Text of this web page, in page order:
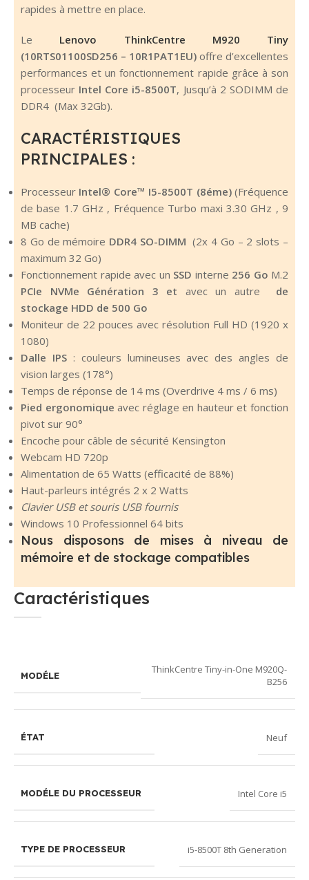
rapides à mettre en place.
Le Lenovo
ThinkCentre M920 Tiny
(10RTS01100SD256 – 10R1PAT1EU) offre d’excellentes
performances et un fonctionnement rapide grâce à son
processeur Intel Core i5-8500T, Jusqu’à 2 SODIMM de
DDR4 (Max 32Gb).
CARACTÉRISTIQUES
PRINCIPALES :
Processeur Intel® Core™ I5-8500T (8éme)(Fréquence
de base 1.7 GHz , Fréquence Turbo maxi 3.30 GHz , 9
MB cache)
8 Go de mémoire DDR4 SO-DIMM (2x 4 Go – 2 slots –
maximum 32 Go)
Fonctionnement rapide avec un SSD interne 256 Go M.2
PCIe NVMe
Génération 3 et avec un autre
de
stockage HDD de 500 Go
Moniteur de 22 pouces avec résolution Full HD (1920 x
1080)
Dalle IPS: couleurs lumineuses avec des angles de
vision larges (178°)
Temps de réponse de 14 ms (Overdrive 4 ms / 6 ms)
Pied ergonomique avec réglage en hauteur et fonction
pivot sur 90°
Encoche pour câble de sécurité Kensington
Webcam HD 720p
Alimentation de 65 Watts (efficacité de 88%)
Haut-parleurs intégrés 2 x 2 Watts
Clavier USB et souris USB fournis
Windows 10 Professionnel 64 bits
Nous disposons de mises à niveau de
mémoire et de stockage compatibles
Caractéristiques
MODÉLE
ThinkCentre Tiny-in-One M920Q-
B256
ÉTAT Neuf
MODÉLE DU PROCESSEUR Intel Core i5
TYPE DE PROCESSEUR i5-8500T 8th Generation